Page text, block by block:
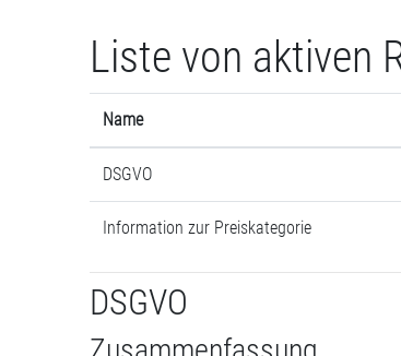
Liste von aktiven
Name
DSGVO
Information zur Preiskategorie
DSGVO